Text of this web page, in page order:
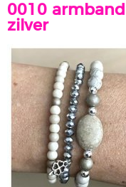
0010
zilver